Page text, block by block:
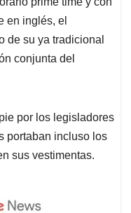
en inglés, el
de su ya tradicional
conjunta del
por los legisladores
portaban incluso los
sus vestimentas.